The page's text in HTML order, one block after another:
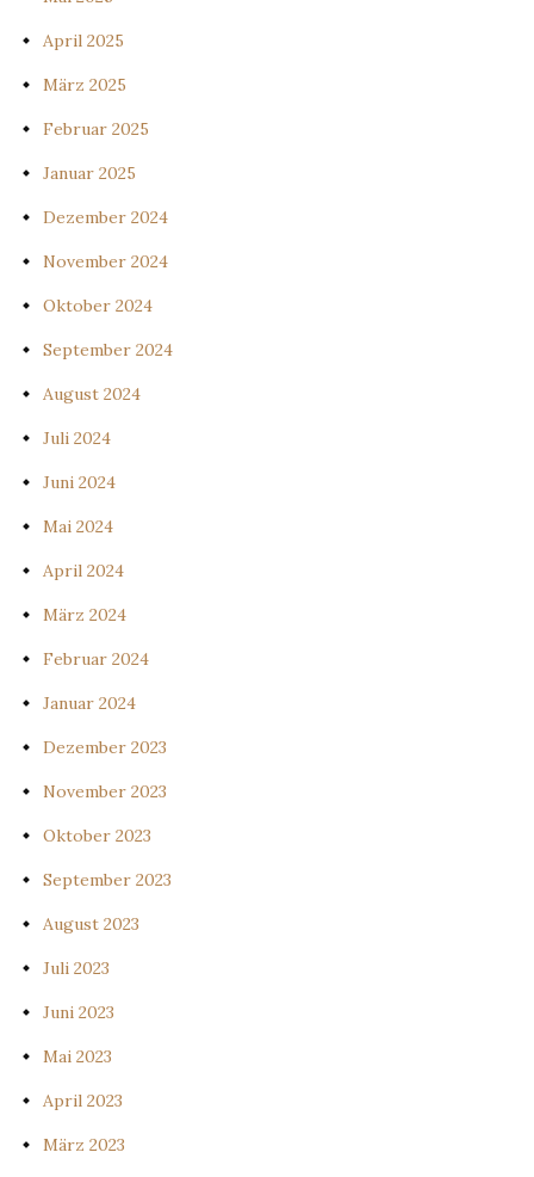
April 2025
März 2025
Februar 2025
Januar 2025
Dezember 2024
November 2024
Oktober 2024
September 2024
August 2024
Juli 2024
Juni 2024
Mai 2024
April 2024
März 2024
Februar 2024
Januar 2024
Dezember 2023
November 2023
Oktober 2023
September 2023
August 2023
Juli 2023
Juni 2023
Mai 2023
April 2023
März 2023